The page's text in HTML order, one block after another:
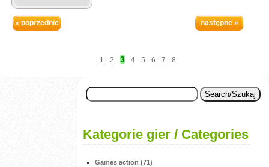
« poprzednie następne »
1 2 3 4 5 6 7 8
Kategorie gier / Categories
Games action (71)